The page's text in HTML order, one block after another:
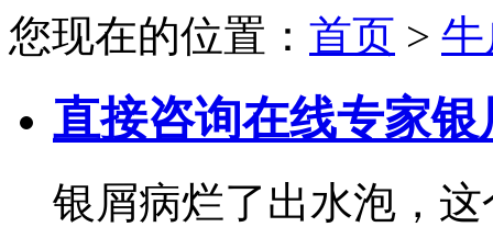
您现在的位置： 首页 >
直接咨询在线专家银
银屑病烂了出水泡，